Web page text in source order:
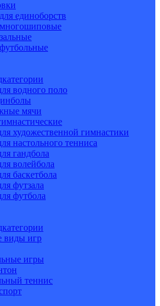
единоборств
водного поло
мячи
художественной гимнастики
настольного тенниса
гандбола
волейбола
баскетбола
футзала
футбола
виды игр
игры
теннис